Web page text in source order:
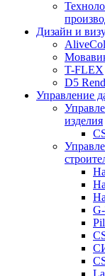
Дизайн и
T-FLEX
D5
Управление
изделия